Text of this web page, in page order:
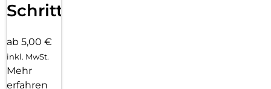
Schritten
ab 5,00 €
inkl. MwSt.
Mehr
erfahren